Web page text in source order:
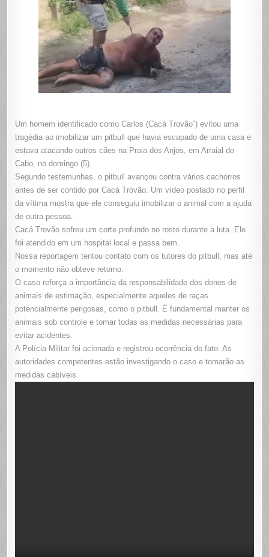
Um homem identificado como Carlos (Cacá Trovão”) evitou uma
tragédia ao imobilizar um pitbull que havia escapado de uma casa e
estava atacando outros cães na Praia dos Anjos, em Arraial do
Cabo, no domingo (5).
Segundo testemunhas, o pitbull avançou contra vários cachorros
antes de ser contido por Cacá Trovão. Um vídeo postado no perfil
da vítima mostra que ele conseguiu imobilizar o animal com a ajuda
de outra pessoa.
Cacá Trovão sofreu um corte profundo no rosto durante a luta. Ele
foi atendido em um hospital local e passa bem.
Nossa reportagem tentou contato com os tutores do pitbull, mas até
o momento não obteve retorno.
O caso reforça a importância da responsabilidade dos donos de
animais de estimação, especialmente aqueles de raças
potencialmente perigosas, como o pitbull. É fundamental manter os
animais sob controle e tomar todas as medidas necessárias para
evitar acidentes.
A Polícia Militar foi acionada e registrou ocorrência do fato. As
autoridades competentes estão investigando o caso e tomarão as
medidas cabíveis.